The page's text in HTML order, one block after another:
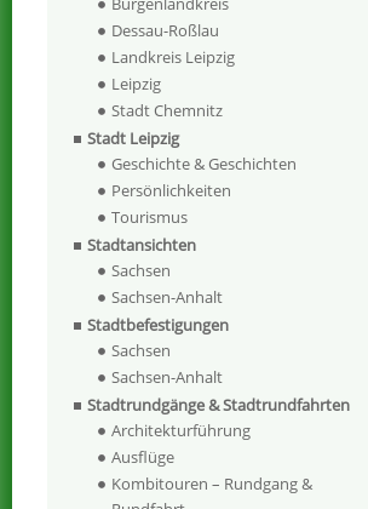
Dessau-Roßlau
Landkreis Leipzig
Leipzig
Stadt Chemnitz
Stadt Leipzig
Geschichte & Geschichten
Persönlichkeiten
Tourismus
Stadtansichten
Sachsen
Sachsen-Anhalt
Stadtbefestigungen
Sachsen
Sachsen-Anhalt
Stadtrundgänge & Stadtrundfahrten
Architekturführung
Ausflüge
Kombitouren – Rundgang &